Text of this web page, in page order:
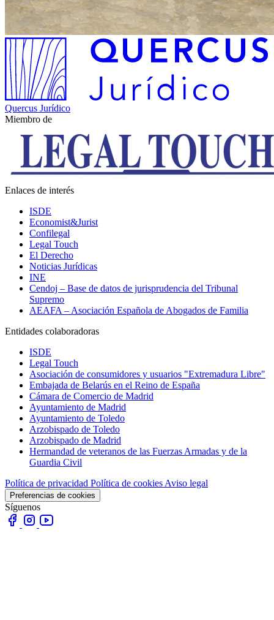
Quercus Jurídico
Miembro de
Enlaces de interés
ISDE
Economist&Jurist
Confilegal
Legal Touch
El Derecho
Noticias Jurídicas
INE
Cendoj – Base de datos de jurisprudencia del Tribunal
Supremo
AEAFA – Asociación Española de Abogados de Familia
Entidades colaboradoras
ISDE
Legal Touch
Asociación de consumidores y usuarios "Extremadura Libre"
Embajada de Belarús en el Reino de España
Cámara de Comercio de Madrid
Ayuntamiento de Madrid
Ayuntamiento de Toledo
Arzobispado de Toledo
Arzobispado de Madrid
Hermandad de veteranos de las Fuerzas Armadas y de la
Guardia Civil
Política de privacidad Política de cookies Aviso legal
Preferencias de cookies
Síguenos